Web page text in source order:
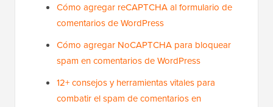
Cómo agregar reCAPTCHA al formulario de
comentarios de WordPress
Cómo agregar NoCAPTCHA para bloquear
spam en comentarios de WordPress
12+ consejos y herramientas vitales para
combatir el spam de comentarios en